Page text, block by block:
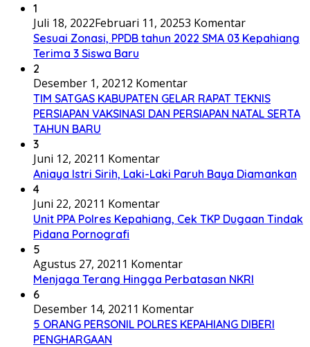
1
Juli 18, 2022Februari 11, 20253 Komentar
Sesuai Zonasi, PPDB tahun 2022 SMA 03 Kepahiang
Terima 3 Siswa Baru
2
Desember 1, 20212 Komentar
TIM SATGAS KABUPATEN GELAR RAPAT TEKNIS
PERSIAPAN VAKSINASI DAN PERSIAPAN NATAL SERTA
TAHUN BARU
3
Juni 12, 2021 1 Komentar
Aniaya Istri Sirih, Laki-Laki Paruh Baya Diamankan
4
Juni 22, 2021 1 Komentar
Unit PPA Polres Kepahiang, Cek TKP Dugaan Tindak
Pidana Pornografi
5
Agustus 27, 2021 1 Komentar
Menjaga Terang Hingga Perbatasan NKRI
6
Desember 14, 2021 1 Komentar
5 ORANG PERSONIL POLRES KEPAHIANG DIBERI
PENGHARGAAN